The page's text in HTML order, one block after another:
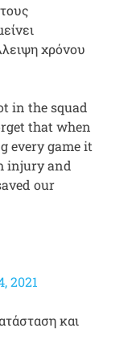
χρόνου
in the squad
that when
every game it
injury and
our
2021
και